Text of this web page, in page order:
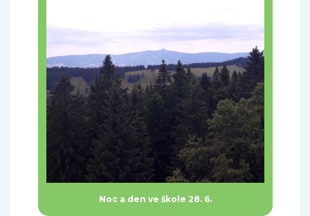
Noc a den ve škole 28. 6.